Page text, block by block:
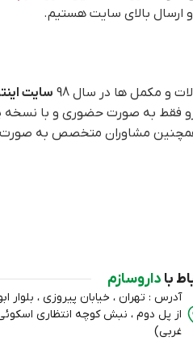
ارسال بالای سایت هستیم.
و مکمل ها در سال 98 سایت
فقط به صورت حضوری و با
مشاوران متخصص به
با داروسازم
آدرس : تهران ، خیابان پیروزی ، بلوار
از پل دوم ، نبش کوچه انتظاري
غربی)